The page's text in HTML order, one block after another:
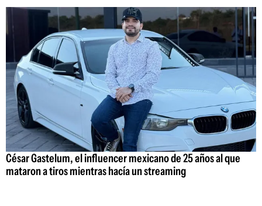
César Gastelum, el influencer mexicano de 25 años al que
mataron a tiros mientras hacía un streaming